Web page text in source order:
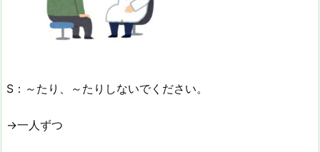
S：～たり、～たりしないでください。
→一人ずつ